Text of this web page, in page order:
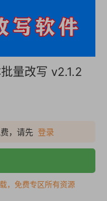
量改写 v2.1.2
，请先 登录
，免费专区所有资源